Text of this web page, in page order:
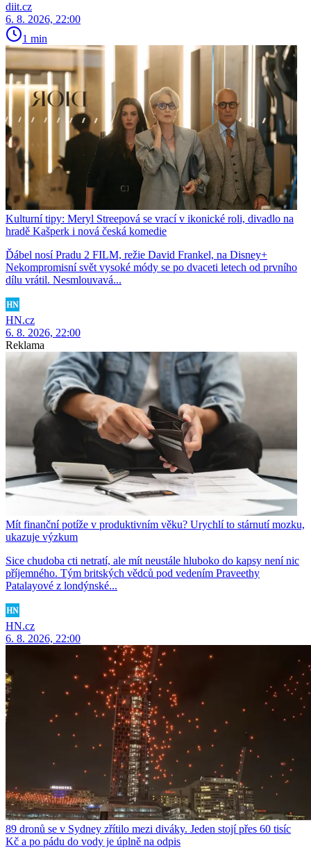
diit.cz
6. 8. 2026, 22:00
1 min
Kulturní tipy: Meryl Streepová se vrací v ikonické roli, divadlo na
hradě Kašperk i nová česká komedie
Ďábel nosí Pradu 2 FILM, režie David Frankel, na Disney+
Nekompromisní svět vysoké módy se po dvaceti letech od prvního
dílu vrátil. Nesmlouvavá...
HN.cz
6. 8. 2026, 22:00
Reklama
Mít finanční potíže v produktivním věku? Urychlí to stárnutí mozku,
ukazuje výzkum
Sice chudoba cti netratí, ale mít neustále hluboko do kapsy není nic
příjemného. Tým britských vědců pod vedením Praveethy
Patalayové z londýnské...
HN.cz
6. 8. 2026, 22:00
89 dronů se v Sydney zřítilo mezi diváky. Jeden stojí přes 60 tisíc
Kč a po pádu do vody je úplně na odpis